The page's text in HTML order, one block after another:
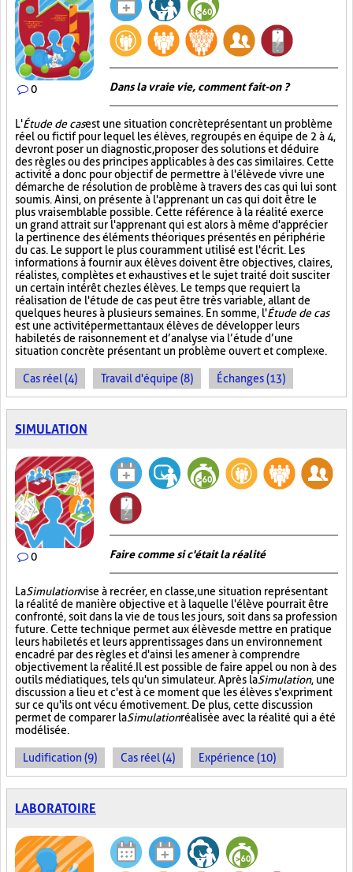
0 Dans la vraie vie, comment fait-on ?
L'Étude de casest une situation concrète présentant un problème
réel ou fictif pour lequel les élèves, regroupés en équipe de 2 à 4,
devront poser un diagnostic, proposer des solutions et déduire
des règles ou des principes applicables à des cas similaires. Cette
activité a donc pour objectif de permettre à l'élève de vivre une
démarche de résolution de problème à travers des cas qui lui sont
soumis. Ainsi, on présente à l'apprenant un cas qui doit être le
plus vraisemblable possible. Cette référence à la réalité exerce
un grand attrait sur l'apprenant qui est alors à même d'apprécier
la pertinence des éléments théoriques présentés en périphérie
du cas. Le support le plus couramment utilisé est l'écrit. Les
informations à fournir aux élèves doivent être objectives, claires,
réalistes, complètes et exhaustives et le sujet traité doit susciter
un certain intérêt chez les élèves. Le temps que requiert la
réalisation de l'étude de cas peut être très variable, allant de
quelques heures à plusieurs semaines. En somme, l'Étude de cas
est une activité permettant aux élèves de développer leurs
habiletés de raisonnement et d’analyse via l’étude d’une
situation concrète présentant un problème ouvert et complexe.
Cas réel (4) Travail d'équipe (8) Échanges (13)
SIMULATION
0 Faire comme si c'était la réalité
LaSimulationvise à recréer, en classe, une situation représentant
la réalité de manière objective et à laquelle l'élève pourrait être
confronté, soit dans la vie de tous les jours, soit dans sa profession
future. Cette technique permet aux élèves de mettre en pratique
leurs habiletés et leurs apprentissages dans un environnement
encadré par des règles et d'ainsi les amener à comprendre
objectivement la réalité. Il est possible de faire appel ou non à des
outils médiatiques, tels qu'un simulateur. Après laSimulation, une
discussion a lieu et c'est à ce moment que les élèves s'expriment
sur ce qu'ils ont vécu émotivement. De plus, cette discussion
permet de comparer laSimulationréalisée avec la réalité qui a été
modélisée.
Ludification (9) Cas réel (4) Expérience (10)
LABORATOIRE